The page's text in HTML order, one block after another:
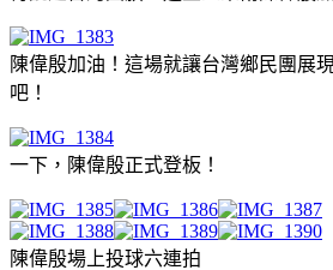
陳偉殷加油！這場就讓台灣鄉民團展
吧！
一下，陳偉殷正式登板！
陳偉殷場上投球六連拍